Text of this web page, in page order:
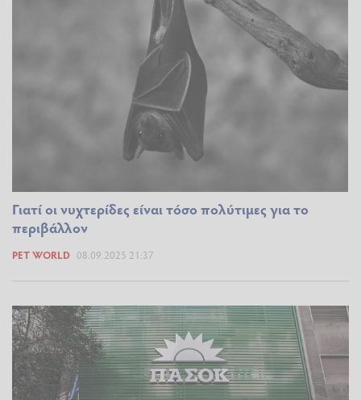
Γιατί οι νυχτερίδες είναι τόσο πολύτιμες για το
περιβάλλον
PET WORLD 08.09.2025 21:37